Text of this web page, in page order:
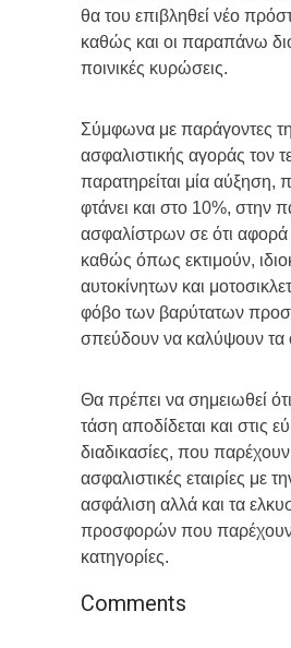
θα του επιβληθεί νέο
καθώς και οι παραπάνω
ποινικές κυρώσεις.
Σύμφωνα με παράγοντες
ασφαλιστικής αγοράς τον
παρατηρείται μία αύξηση,
φτάνει και στο 10%, στην
ασφαλίστρων σε ότι αφορά
καθώς όπως εκτιμούν,
αυτοκίνητων και
φόβο των βαρύτατων
σπεύδουν να καλύψουν τα
Θα πρέπει να σημειωθεί
τάση αποδίδεται και στις
διαδικασίες, που
ασφαλιστικές εταιρίες με
ασφάλιση αλλά και τα
προσφορών που παρέχουν
κατηγορίες.
Comments